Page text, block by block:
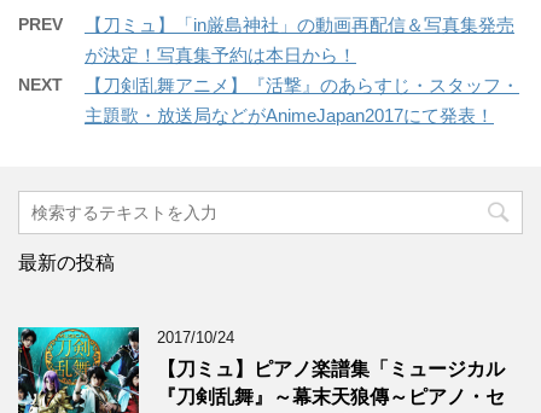
PREV
【刀ミュ】「in厳島神社」の動画再配信＆写真集発売
が決定！写真集予約は本日から！
NEXT
【刀剣乱舞アニメ】『活撃』のあらすじ・スタッフ・
主題歌・放送局などがAnimeJapan2017にて発表！
最新の投稿
2017/10/24
【刀ミュ】ピアノ楽譜集「ミュージカル
『刀剣乱舞』～幕末天狼傳～ピアノ・セ